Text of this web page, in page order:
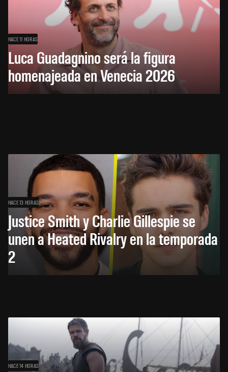
HACE 11 HORAS
Luca Guadagnino será la figura
homenajeada en Venecia 2026
HACE 13 HORAS
Justice Smith y Charlie Gillespie se
unen a Heated Rivalry en la temporada
2
HACE 14 HORAS